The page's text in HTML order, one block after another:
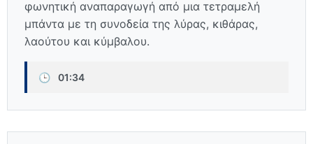
φωνητική αναπαραγωγή από μια τετραμελή
μπάντα με τη συνοδεία της λύρας, κιθάρας,
λαούτου και κύμβαλου.
🕒 01:34